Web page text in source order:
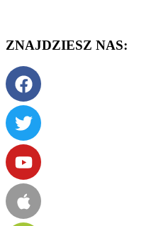
ZNAJDZIESZ NAS: